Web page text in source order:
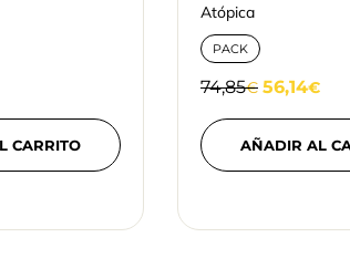
CARRITO
Atópica
PACK
74,85€ 56,14€
AÑADIR AL